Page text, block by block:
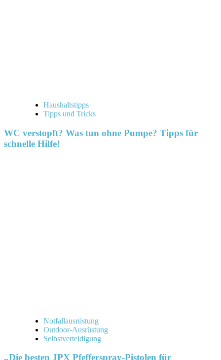
Haushaltstipps
Tipps und Tricks
WC verstopft? Was tun ohne Pumpe? Tipps für
schnelle Hilfe!
Notfallausrüstung
Outdoor-Ausrüstung
Selbstverteidigung
„Die besten JPX Pfefferspray-Pistolen für